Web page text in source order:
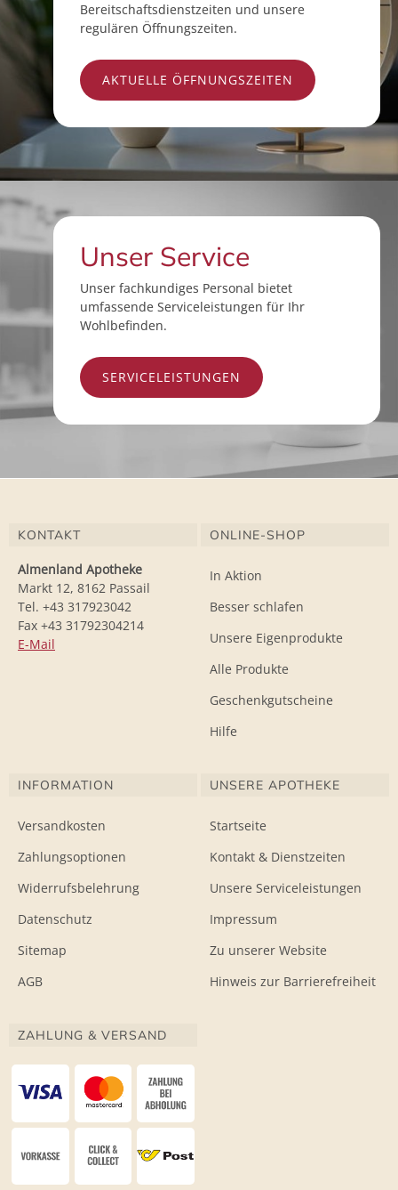
Bereitschaftsdienstzeiten und unsere
regulären Öffnungszeiten.
AKTUELLE ÖFFNUNGSZEITEN
Unser Service
Unser fachkundiges Personal bietet
umfassende Serviceleistungen für Ihr
Wohlbefinden.
SERVICELEISTUNGEN
KONTAKT
Almenland Apotheke
Markt 12, 8162 Passail
Tel. +43 317923042
Fax +43 31792304214
E-Mail
ONLINE-SHOP
In Aktion
Besser schlafen
Unsere Eigenprodukte
Alle Produkte
Geschenkgutscheine
Hilfe
INFORMATION
Versandkosten
Zahlungsoptionen
Widerrufsbelehrung
Datenschutz
Sitemap
AGB
UNSERE APOTHEKE
Startseite
Kontakt & Dienstzeiten
Unsere Serviceleistungen
Impressum
Zu unserer Website
Hinweis zur Barrierefreiheit
ZAHLUNG & VERSAND